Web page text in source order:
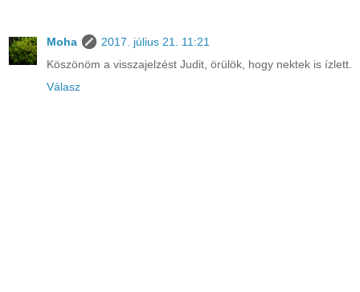
Moha
2017. július 21. 11:21
Köszönöm a visszajelzést Judit, örülök, hogy nektek is ízlett.
Válasz